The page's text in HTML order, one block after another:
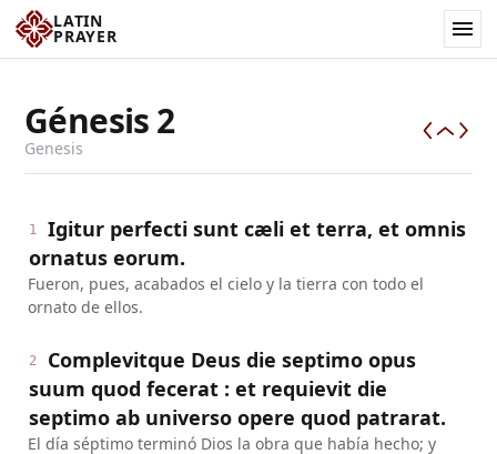
LATIN
PRAYER
Génesis2
Genesis
1
Igitur perfecti sunt cæli et terra, et omnis
ornatus eorum.
Fueron, pues, acabados el cielo y la tierra con todo el
ornato de ellos.
2
Complevitque Deus die septimo opus
suum quod fecerat : et requievit die
septimo ab universo opere quod patrarat.
El día séptimo terminó Dios la obra que había hecho; y